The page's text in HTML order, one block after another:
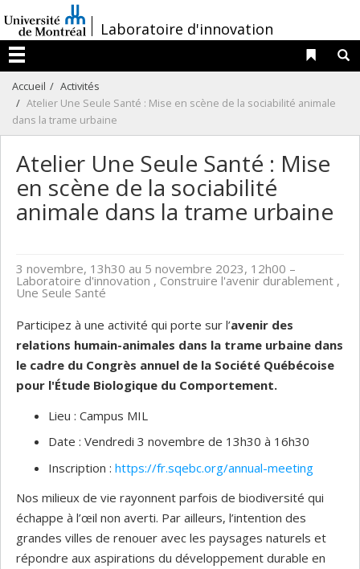
au
contenu
/Laboratoire d'innovation
Menu
Liens
Accueil
Activités
Atelier Une Seule Santé : Mise en scène de la sociabilité animale
dans la trame urbaine
Atelier Une Seule Santé : Mise
en scène de la sociabilité
animale dans la trame urbaine
3 novembre, 13h30 au 5 novembre 2023, 12h00 –
Laboratoire d'innovation , Construire l'avenir durablement ,
Une Seule Santé
Participez à une activité qui porte sur l’avenir des
relations humain-animales dans la trame urbaine dans
le cadre du Congrès annuel de la Société Québécoise
pour l'Étude Biologique du Comportement.
Lieu : Campus MIL
Date : Vendredi 3 novembre de 13h30 à 16h30
Inscription : https://fr.sqebc.org/annual-meeting
Nos milieux de vie rayonnent parfois de biodiversité qui
échappe à l’œil non averti. Par ailleurs, l’intention des
grandes villes de renouer avec les paysages naturels et
répondre aux aspirations du développement durable en